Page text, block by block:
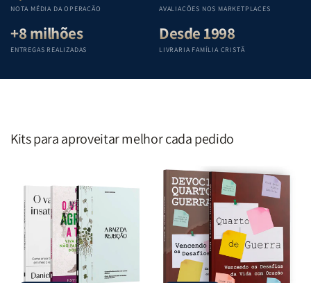
NOTA MÉDIA DA OPERAÇÃO AVALIAÇÕES NOS MARKETPLACES
+8 milhões
ENTREGAS REALIZADAS
Desde 1998
LIVRARIA FAMÍLIA CRISTÃ
Kits para aproveitar melhor cada pedido